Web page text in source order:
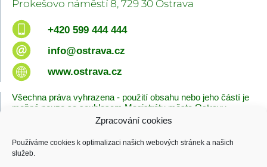
Zpracování cookies
Používáme cookies k optimalizaci našich webových stránek a našich
služeb.
Prokešovo náměstí 8, 729 30 Ostrava
+420 599 444 444
info@ostrava.cz
www.ostrava.cz
Všechna práva vyhrazena - použití obsahu nebo jeho částí je
možné pouze se souhlasem Magistrátu města Ostravy.
Zásady cookies
Poslední změna